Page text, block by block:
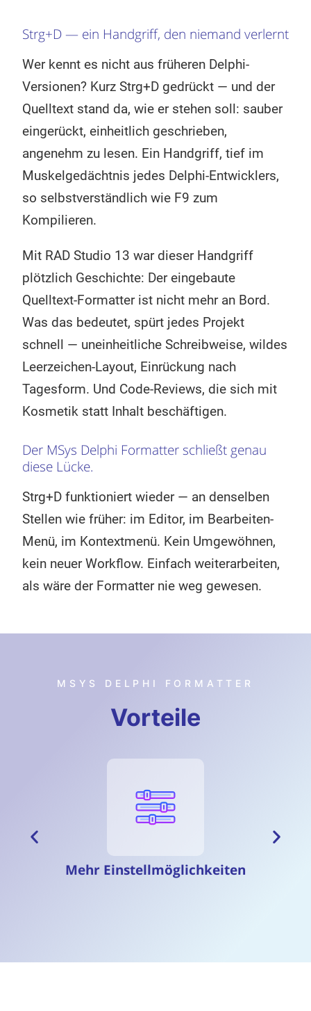
Strg+D — ein Handgriff, den niemand verlernt
Wer kennt es nicht aus früheren Delphi-
Versionen? Kurz Strg+D gedrückt — und der
Quelltext stand da, wie er stehen soll: sauber
eingerückt, einheitlich geschrieben,
angenehm zu lesen. Ein Handgriff, tief im
Muskelgedächtnis jedes Delphi-Entwicklers,
so selbstverständlich wie F9 zum
Kompilieren.
Mit RAD Studio 13 war dieser Handgriff
plötzlich Geschichte: Der eingebaute
Quelltext-Formatter ist nicht mehr an Bord.
Was das bedeutet, spürt jedes Projekt
schnell — uneinheitliche Schreibweise, wildes
Leerzeichen-Layout, Einrückung nach
Tagesform. Und Code-Reviews, die sich mit
Kosmetik statt Inhalt beschäftigen.
Der MSys Delphi Formatter schließt genau
diese Lücke.
Strg+D funktioniert wieder — an denselben
Stellen wie früher: im Editor, im Bearbeiten-
Menü, im Kontextmenü. Kein Umgewöhnen,
kein neuer Workflow. Einfach weiterarbeiten,
als wäre der Formatter nie weg gewesen.
MSYS DELPHI FORMATTER
Vorteile
Mehr Einstellmöglichkeiten